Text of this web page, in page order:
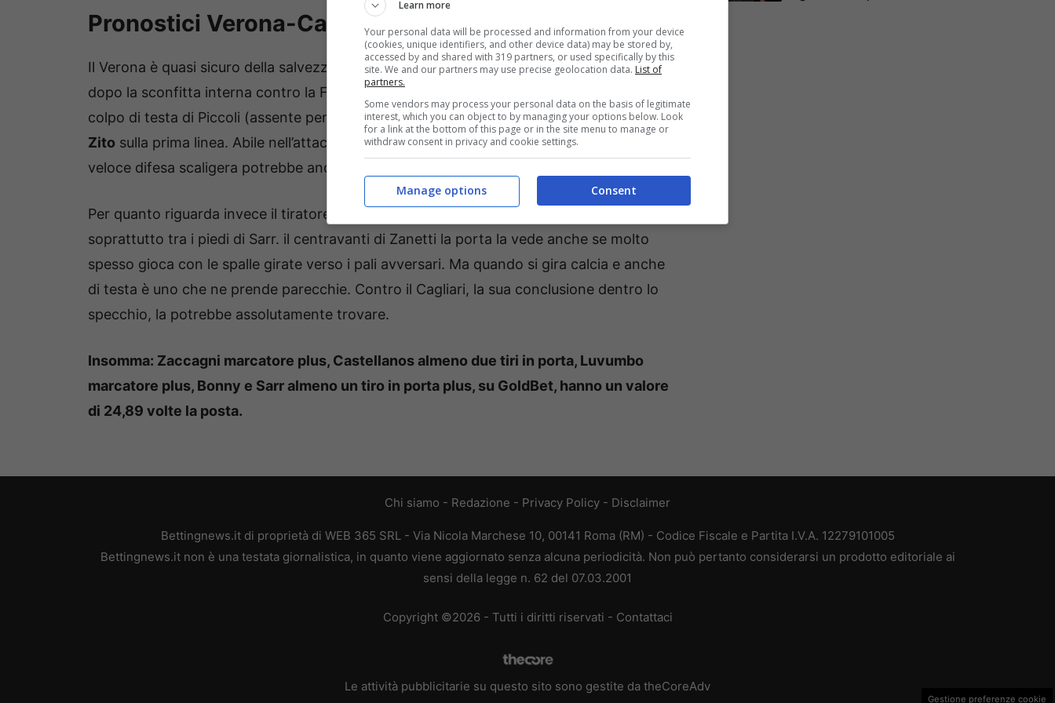
Pronostici Verona-Cagliari, le nostre scelte
Il Verona è quasi sicuro della salvezza. Al Cagliari manca ancora qualcosa, soprattutto
dopo la sconfitta interna contro la Fiorentina. Un match che era stato sbloccato dal
colpo di testa di Piccoli (assente per squalifica) e che quindi lascerà il posto aLuvumbo
Zito sulla prima linea. Abile nell’attacco alla profondità, l’attaccante di Nicola nella non
veloce difesa scaligera potrebbe andare a nozze.
Per quanto riguarda invece il tiratore in porta, le occasioni del Verona passano
soprattutto tra i piedi di Sarr. il centravanti di Zanetti la porta la vede anche se molto
spesso gioca con le spalle girate verso i pali avversari. Ma quando si gira calcia e anche
di testa è uno che ne prende parecchie. Contro il Cagliari, la sua conclusione dentro lo
specchio, la potrebbe assolutamente trovare.
Insomma: Zaccagni marcatore plus, Castellanos almeno due tiri in porta, Luvumbo
marcatore plus, Bonny e Sarr almeno un tiro in porta plus, su GoldBet, hanno un valore
di 24,89 volte la posta.
Chi siamo - Redazione - Privacy Policy - Disclaimer
Bettingnews.it di proprietà di WEB 365 SRL - Via Nicola Marchese 10, 00141 Roma (RM) - Codice Fiscale e Partita I.V.A. 12279101005
Bettingnews.it non è una testata giornalistica, in quanto viene aggiornato senza alcuna periodicità. Non può pertanto considerarsi un prodotto editoriale ai
sensi della legge n. 62 del 07.03.2001
Copyright ©2026 - Tutti i diritti riservati - Contattaci
Le attività pubblicitarie su questo sito sono gestite da theCoreAdv
Gestione preferenze cookie
Learn more
Your personal data will be processed and information from your device
(cookies, unique identifiers, and other device data) may be stored by,
accessed by and shared with 319 partners, or used specifically by this
site. We and our partners may use precise geolocation data. List of
partners.
Some vendors may process your personal data on the basis of legitimate
interest, which you can object to by managing your options below. Look
for a link at the bottom of this page or in the site menu to manage or
withdraw consent in privacy and cookie settings.
Consent
Manage options